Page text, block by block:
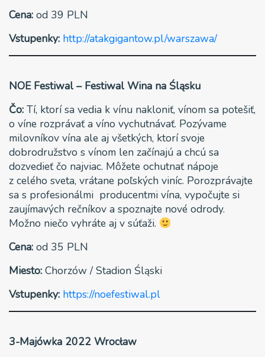
Cena: od 39 PLN
Vstupenky: http://atakgigantow.pl/warszawa/
NOE Festiwal – Festiwal Wina na Śląsku
Čo: Tí, ktorí sa vedia k vínu nakloniť, vínom sa potešiť,
o víne rozprávať a víno vychutnávať. Pozývame
milovníkov vína ale aj všetkých, ktorí svoje
dobrodružstvo s vínom len začínajú a chcú sa
dozvedieť čo najviac. Môžete ochutnať nápoje
z celého sveta, vrátane poľských viníc. Porozprávajte
sa s profesionálmi producentmi vína, vypočujte si
zaujímavých rečníkov a spoznajte nové odrody.
Možno niečo vyhráte aj v súťaži.
Cena: od 35 PLN
Miesto: Chorzów / Stadion Śląski
Vstupenky: https://noefestiwal.pl
3-Majówka 2022 Wrocław